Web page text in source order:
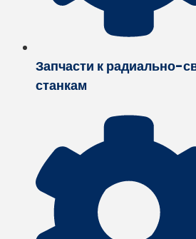
Запчасти к радиально-
станкам